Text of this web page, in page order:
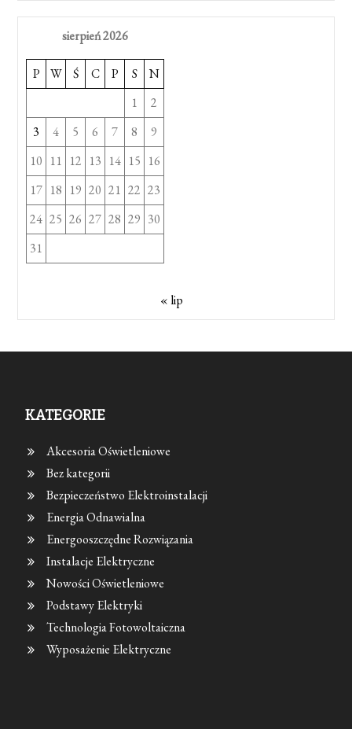
sierpień 2026
P W Ś C P S
N
1
2
3
4 5 6 7 8
9
10 11 12 13 14 15 16
17 18 19 20 21 22 23
24 25 26 27 28 29 30
31
« lip
KATEGORIE
Akcesoria Oświetleniowe
Bez kategorii
Bezpieczeństwo Elektroinstalacji
Energia Odnawialna
Energooszczędne Rozwiązania
Instalacje Elektryczne
Nowości Oświetleniowe
Podstawy Elektryki
Technologia Fotowoltaiczna
Wyposażenie Elektryczne